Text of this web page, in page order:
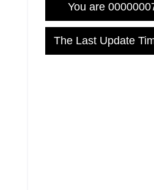
You are
The Last Update